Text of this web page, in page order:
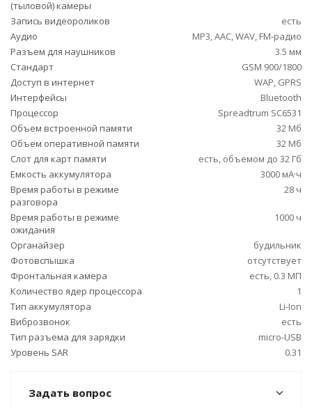
(тыловой) камеры
Запись видеороликов
есть
Аудио
MP3, AAC, WAV, FM-радио
Разъем для наушников
3.5 мм
Стандарт
GSM 900/1800
Доступ в интернет
WAP, GPRS
Интерфейсы
Bluetooth
Процессор
Spreadtrum SC6531
Объем встроенной памяти
32 Мб
Объем оперативной памяти
32 Мб
Слот для карт памяти
есть, объемом до 32 Гб
Емкость аккумулятора
3000 мА·ч
Время работы в режиме
разговора
28 ч
Время работы в режиме
ожидания
1000 ч
Органайзер
будильник
Фотовспышка
отсутствует
Фронтальная камера
есть, 0.3 МП
Количество ядер процессора
1
Тип аккумулятора
Li-Ion
Виброзвонок
есть
Тип разъема для зарядки
micro-USB
Уровень SAR
0.31
Задать вопрос